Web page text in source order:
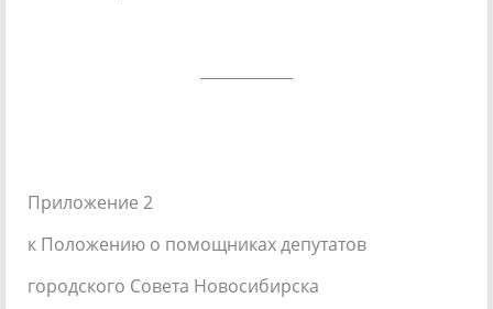
Приложение 2
к Положению о помощниках депутатов
городского Совета Новосибирска